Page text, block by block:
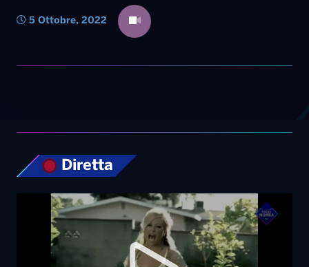
5 Ottobre, 2022
Diretta